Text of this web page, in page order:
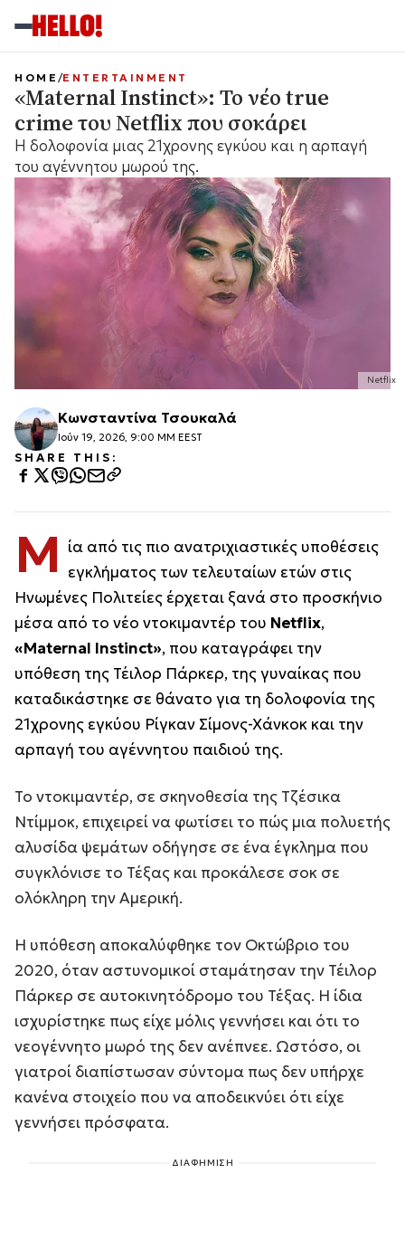
Netflix
HOME ENTERTAINMENT
«Maternal Instinct»: Το νέο true
crime του Netflix που σοκάρει
Η δολοφονία μιας 21χρονης εγκύου και η αρπαγή
του αγέννητου μωρού της.
Κωνσταντίνα Τσουκαλά
Ιούν 19, 2026, 9:00 ΜΜ EEST
SHARE THIS:
Μ ία από τις πιο ανατριχιαστικές υποθέσεις
εγκλήματος των τελευταίων ετών στις
Ηνωμένες Πολιτείες έρχεται ξανά στο προσκήνιο
μέσα από το νέο ντοκιμαντέρ του Netflix,
«Maternal Instinct», που καταγράφει την
υπόθεση της Τέιλορ Πάρκερ, της γυναίκας που
καταδικάστηκε σε θάνατο για τη δολοφονία της
21χρονης εγκύου Ρίγκαν Σίμονς-Χάνκοκ και την
αρπαγή του αγέννητου παιδιού της.
Το ντοκιμαντέρ, σε σκηνοθεσία της Τζέσικα
Ντίμμοκ, επιχειρεί να φωτίσει το πώς μια πολυετής
αλυσίδα ψεμάτων οδήγησε σε ένα έγκλημα που
συγκλόνισε το Τέξας και προκάλεσε σοκ σε
ολόκληρη την Αμερική.
Η υπόθεση αποκαλύφθηκε τον Οκτώβριο του
2020, όταν αστυνομικοί σταμάτησαν την Τέιλορ
Πάρκερ σε αυτοκινητόδρομο του Τέξας. Η ίδια
ισχυρίστηκε πως είχε μόλις γεννήσει και ότι το
νεογέννητο μωρό της δεν ανέπνεε. Ωστόσο, οι
γιατροί διαπίστωσαν σύντομα πως δεν υπήρχε
κανένα στοιχείο που να αποδεικνύει ότι είχε
γεννήσει πρόσφατα.
ΔΙΑΦΗΜΙΣΗ